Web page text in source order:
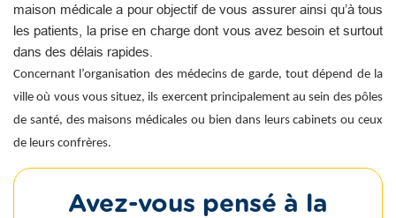
maison médicale a pour objectif de vous assurer ainsi qu’à tous
les patients, la prise en charge dont vous avez besoin et surtout
dans des délais rapides.
Concernant l’organisation des médecins de garde, tout dépend de la
ville où vous vous situez, ils exercent principalement au sein des pôles
de santé, des maisons médicales ou bien dans leurs cabinets ou ceux
de leurs confrères.
Avez-vous pensé à la